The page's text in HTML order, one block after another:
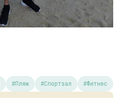
#Пляж #Спортзал #Фитнес